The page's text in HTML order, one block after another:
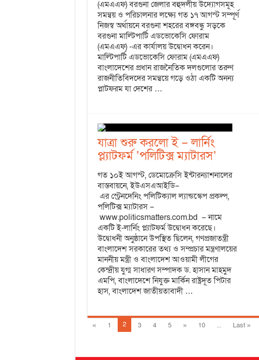
(এমএএফ) বরগুনা জেলার বহুদলীয় উদ্যোগসমূহ
সমন্বয় ও পরিচালনার লক্ষ্যে গত ১৭ আগস্ট সম্পূর্ণ
নিজস্ব অর্থায়নে বরগুনা শহরের বঙ্গবন্ধু সড়কে
বরগুনা মাল্টিপার্টি এডভোকেসি ফোরাম
(এমএএফ) -এর কার্যালয় উদ্বোধন করেন।
মাল্টিপার্টি এডভোকেসি ফোরাম (এমএএফ)
বাংলাদেশের প্রধান রাজনৈতিক দলগুলোর তরুণ
রাজনীতিবিদদের সমন্বয়ে গড়ে ওঠা একটি অনন্য
প্লাটফরম যা দেশের …
যাত্রা শুরু করলো ই – লার্নিং
প্ল্যাটফর্ম ‘পলিটিক্স ম্যাটারস’
গত ১০ই আগস্ট, ডেমোক্রেসি ইন্টারন্যাশনালের
বাস্তবায়নে, ইউএসএআইডি–
এর স্ট্রেনদেনিং পলিটিক্যাল ল্যান্ডস্কেপ প্রকল্প,
পলিটিক্স ম্যাটারস –
www.politicsmatters.com.bd – নামে
একটি ই-লার্নিং প্ল্যাটফর্ম উদ্বোধন করেছে।
উদ্বোধনী অনুষ্ঠানে উপস্থিত ছিলেন, গণপ্রজাতন্ত্রী
বাংলাদেশ সরকারের তথ্য ও সম্প্রচার মন্ত্রণালয়ের
মাননীয় মন্ত্রী ও বাংলাদেশ আওয়ামী লীগের
কেন্দ্রীয় যুগ্ম সাধারণ সম্পাদক ড. হাসান মাহমুদ
এমপি, বাংলাদেশে নিযুক্ত মার্কিন রাষ্ট্রদূত পিটার
হাস, বাংলাদেশ জাতীয়তাবাদী …
« 1 2 3 4 5 » 10 ... Last »